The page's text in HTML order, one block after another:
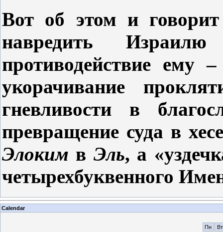
Вот об этом и
навредить
противодействие ему
укорачивание
гневливости в
превращение суда в
Элоким в Эль, а
четырехбуквенного
Calendar
Пн
Вт